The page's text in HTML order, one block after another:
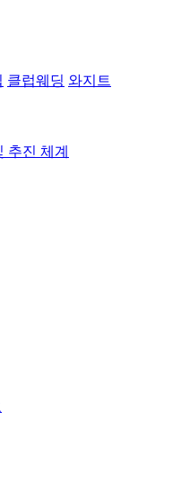
클럽웨딩 와지트
추진 체계